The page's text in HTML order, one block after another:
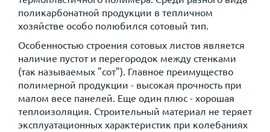
поликарбонатной продукции в тепличном
хозяйстве особо полюбился сотовый тип.
Особенностью строения сотовых листов является
наличие пустот и перегородок между стенками
(так называемых "сот"). Главное преимущество
полимерной продукции - высокая прочность при
малом весе панелей. Еще один плюс - хорошая
теплоизоляция. Строительный материал не теряет
эксплуатационных характеристик при колебаниях